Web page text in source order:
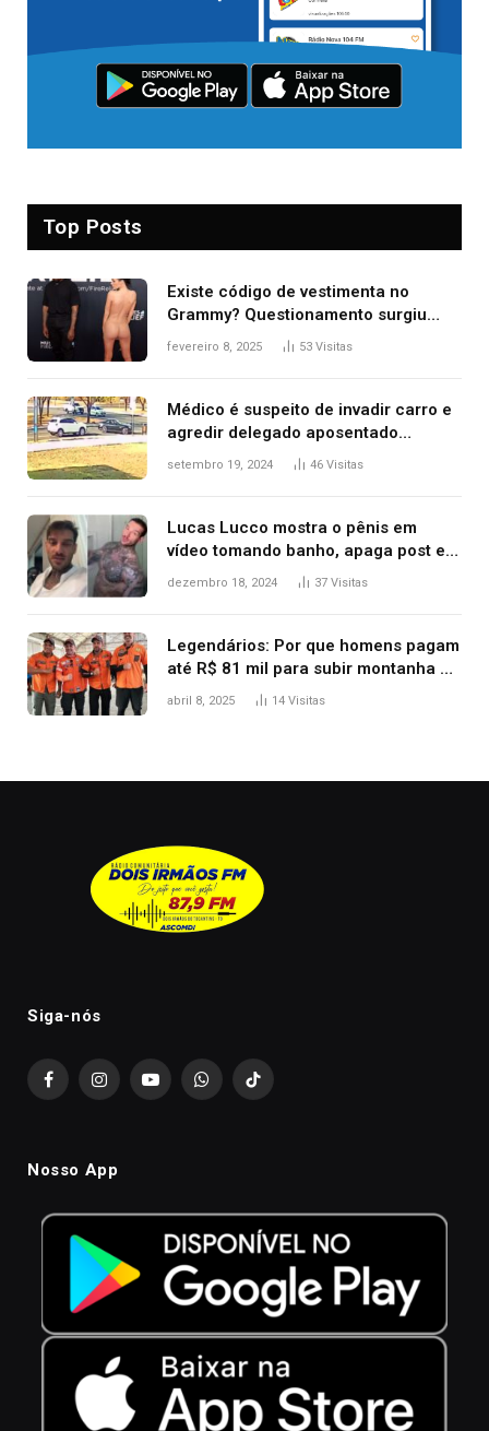
Top Posts
Existe código de vestimenta no
Grammy? Questionamento surgiu
após Bianca Censori, mulher de
fevereiro 8, 2025 53 Visitas
Médico é suspeito de invadir carro e
agredir delegado aposentado
durante confusão no trânsito
setembro 19, 2024 46 Visitas
Lucas Lucco mostra o pênis em
vídeo tomando banho, apaga post e
diz ‘foi mal’
dezembro 18, 2024 37 Visitas
Legendários: Por que homens pagam
até R$ 81 mil para subir montanha e
melhorar casamento?
abril 8, 2025 14 Visitas
Siga-nós
FacebookInstagramYouTubeWhatsAppTikTok
Nosso App